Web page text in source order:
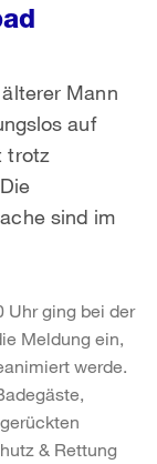
Mann
auf
trotz
sind im
Uhr ging bei der
Meldung ein,
werde.
& Rettung